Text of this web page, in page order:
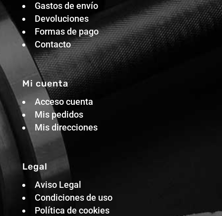
Gastos de envío
Devoluciones
Formas de pago
Contacto
Mi cuenta
Acceso cuenta
Mis pedidos
Mis direcciones
Legal
Aviso Legal
Condiciones de uso
Política de cookies